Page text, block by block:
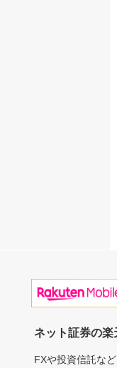
ネット証券の
FXや投資信託な